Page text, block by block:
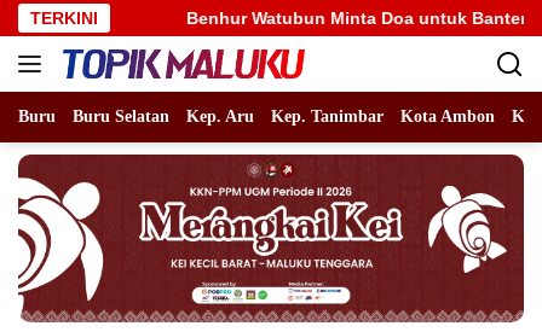
Langsung
ke
konten
TERKINI
Benhur Watubun Minta Doa untuk Banteng Maluku Raya FC
Buru Buru Selatan Kep. Aru Kep. Tanimbar Kota Ambon